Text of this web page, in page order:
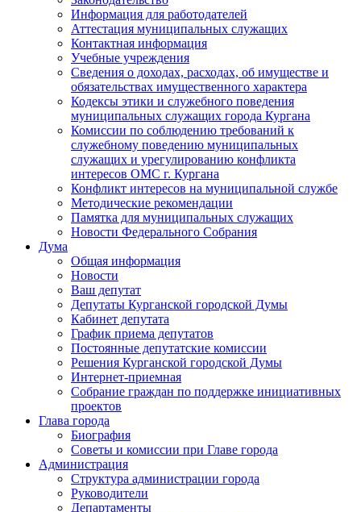
Информация для работодателей
Аттестация муниципальных служащих
Контактная информация
Учебные учреждения
Сведения о доходах, расходах, об имуществе и
обязательствах имущественного характера
Кодексы этики и служебного поведения
муниципальных служащих города Кургана
Комиссии по соблюдению требований к
служебному поведению муниципальных
служащих и урегулированию конфликта
интересов ОМС г. Кургана
Конфликт интересов на муниципальной службе
Методические рекомендации
Памятка для муниципальных служащих
Новости Федерального Cобрания
Дума
Общая информация
Новости
Ваш депутат
Депутаты Курганской городской Думы
Кабинет депутата
График приема депутатов
Постоянные депутатские комиссии
Решения Курганской городской Думы
Интернет-приемная
Собрание граждан по поддержке инициативных
проектов
Глава города
Биография
Советы и комиссии при Главе города
Администрация
Структура администрации города
Руководители
Департаменты